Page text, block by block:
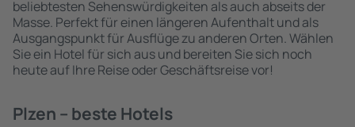
beliebtesten Sehenswürdigkeiten als auch abseits der
Masse. Perfekt für einen längeren Aufenthalt und als
Ausgangspunkt für Ausflüge zu anderen Orten. Wählen
Sie ein Hotel für sich aus und bereiten Sie sich noch
heute auf Ihre Reise oder Geschäftsreise vor!
Plzen – beste Hotels